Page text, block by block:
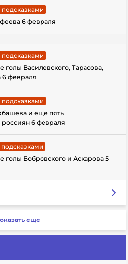
подсказками
6 февраля
подсказками
Василевского, Тарасова,
6 февраля
подсказками
и еще пять
россиян 6 февраля
Бобровского и Аскарова 5
еще